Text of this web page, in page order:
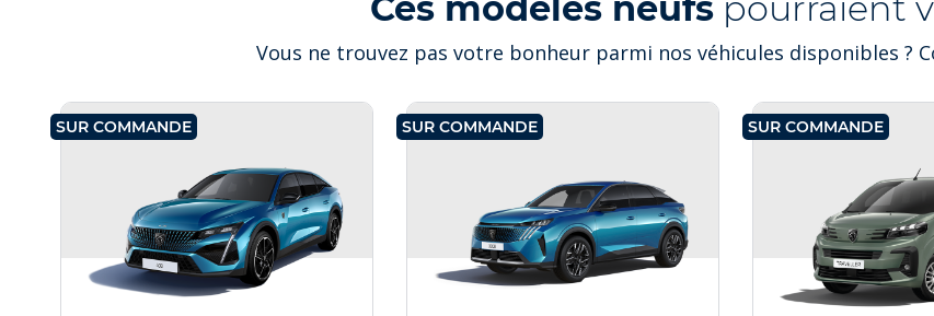
Vous ne trouvez pas votre bonheur parmi nos véhicules disponibles ?
SUR COMMANDE SUR COMMANDE SUR COMMANDE